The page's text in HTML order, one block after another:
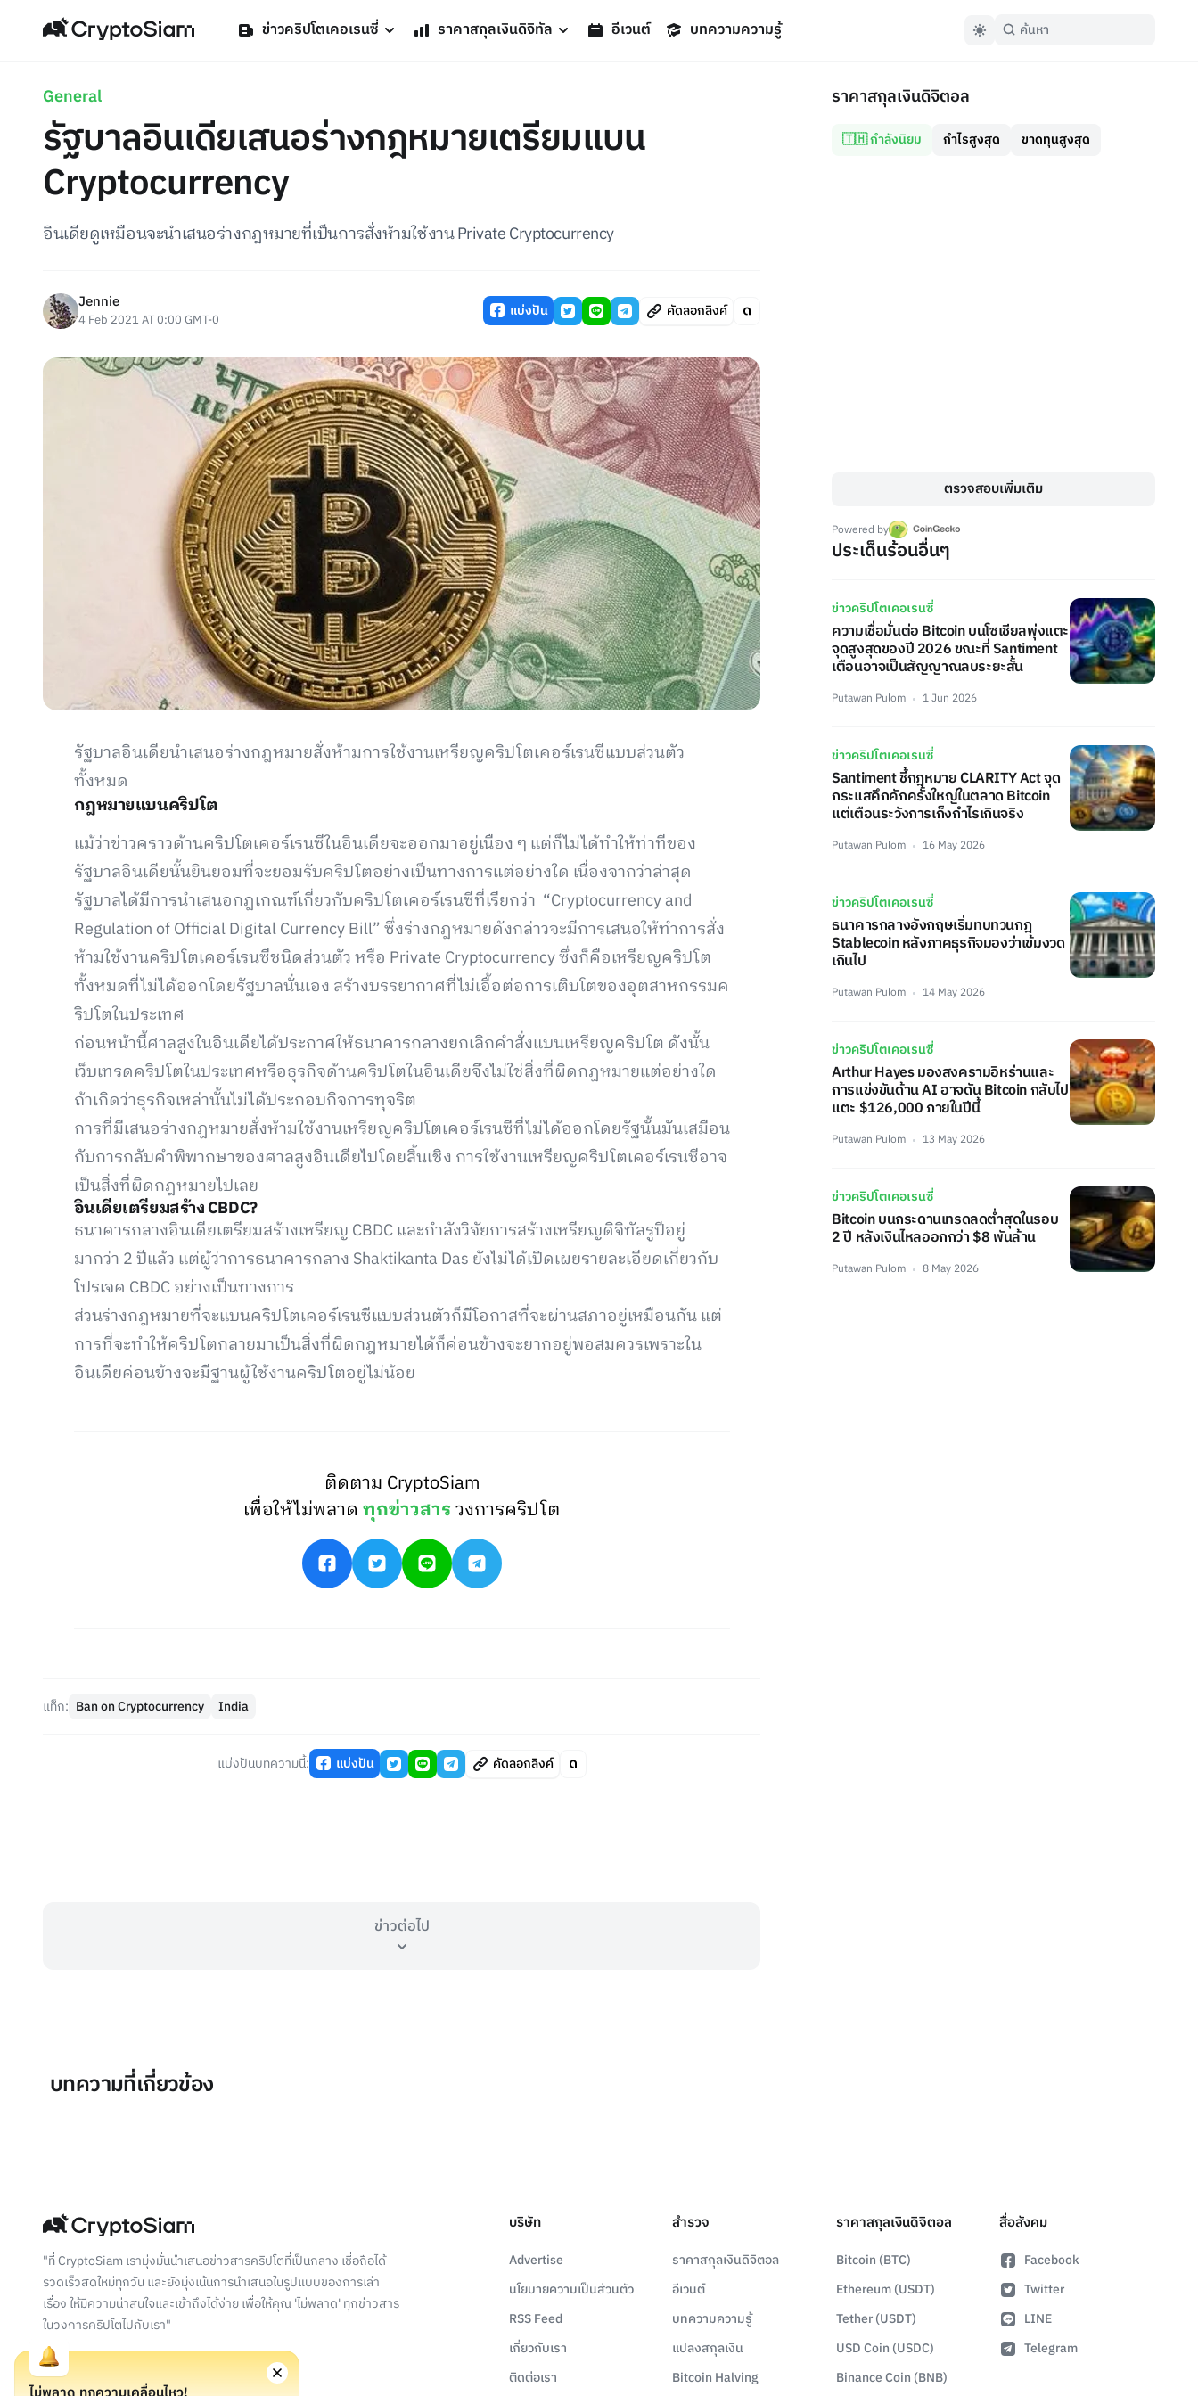
ข่าวคริปโตเคอเรนซี่ ราคาสกุลเงินดิจิทัล อีเวนต์ บทความความรู้
General
รัฐบาลอินเดียเสนอร่างกฎหมายเตรียมแบน
Cryptocurrency
อินเดียดูเหมือนจะนำเสนอร่างกฎหมายที่เป็นการสั่งห้ามใช้งาน Private Cryptocurrency
Jennie
4 Feb 2021 AT 0:00 GMT-0 แบ่งปัน คัดลอกลิงค์
รัฐบาลอินเดียนำเสนอร่างกฎหมายสั่งห้ามการใช้งานเหรียญคริปโตเคอร์เรนซีแบบส่วนตัว
ทั้งหมด
กฎหมายแบนคริปโต
แม้ว่าข่าวคราวด้านคริปโตเคอร์เรนซีในอินเดียจะออกมาอยู่เนือง ๆ แต่ก็ไม่ได้ทำให้ท่าทีของ
รัฐบาลอินเดียนั้นยินยอมที่จะยอมรับคริปโตอย่างเป็นทางการแต่อย่างใด เนื่องจากว่าล่าสุด
รัฐบาลได้มีการนำเสนอกฎเกณฑ์เกี่ยวกับคริปโตเคอร์เรนซีที่เรียกว่า “Cryptocurrency and
Regulation of Official Digital Currency Bill” ซึ่งร่างกฎหมายดังกล่าวจะมีการเสนอให้ทำการสั่ง
ห้ามใช้งานคริปโตเคอร์เรนซีชนิดส่วนตัว หรือ Private Cryptocurrency ซึ่งก็คือเหรียญคริปโต
ทั้งหมดที่ไม่ได้ออกโดยรัฐบาลนั่นเอง สร้างบรรยากาศที่ไม่เอื้อต่อการเติบโตของอุตสาหกรรมค
ริปโตในประเทศ
ก่อนหน้านี้ศาลสูงในอินเดียได้ประกาศให้ธนาคารกลางยกเลิกคำสั่งแบนเหรียญคริปโต ดังนั้น
เว็บเทรดคริปโตในประเทศหรือธุรกิจด้านคริปโตในอินเดียจึงไม่ใช่สิ่งที่ผิดกฎหมายแต่อย่างใด
ถ้าเกิดว่าธุรกิจเหล่านั้นไม่ได้ประกอบกิจการทุจริต
การที่มีเสนอร่างกฎหมายสั่งห้ามใช้งานเหรียญคริปโตเคอร์เรนซีที่ไม่ได้ออกโดยรัฐนั้นมันเสมือน
กับการกลับคำพิพากษาของศาลสูงอินเดียไปโดยสิ้นเชิง การใช้งานเหรียญคริปโตเคอร์เรนซีอาจ
เป็นสิ่งที่ผิดกฎหมายไปเลย
อินเดียเตรียมสร้าง CBDC?
ธนาคารกลางอินเดียเตรียมสร้างเหรียญ CBDC และกำลังวิจัยการสร้างเหรียญดิจิทัลรูปีอยู่
มากว่า 2 ปีแล้ว แต่ผู้ว่าการธนาคารกลาง Shaktikanta Das ยังไม่ได้เปิดเผยรายละเอียดเกี่ยวกับ
โปรเจค CBDC อย่างเป็นทางการ
ส่วนร่างกฎหมายที่จะแบนคริปโตเคอร์เรนซีแบบส่วนตัวก็มีโอกาสที่จะผ่านสภาอยู่เหมือนกัน แต่
การที่จะทำให้คริปโตกลายมาเป็นสิ่งที่ผิดกฎหมายได้ก็ค่อนข้างจะยากอยู่พอสมควรเพราะใน
อินเดียค่อนข้างจะมีฐานผู้ใช้งานคริปโตอยู่ไม่น้อย
ติดตาม CryptoSiam
เพื่อให้ไม่พลาดทุกข่าวสารวงการคริปโต
แท็ก: Ban on Cryptocurrency India
แบ่งปันบทความนี้: แบ่งปัน คัดลอกลิงค์
ข่าวต่อไป
ราคาสกุลเงินดิจิตอล
🇹🇭 กำลังนิยม กำไรสูงสุด ขาดทุนสูงสุด
ตรวจสอบเพิ่มเติม
Powered by
ประเด็นร้อนอื่นๆ
ข่าวคริปโตเคอเรนซี่
ความเชื่อมั่นต่อ Bitcoin บนโซเชียลพุ่งแตะ
จุดสูงสุดของปี 2026 ขณะที่ Santiment
เตือนอาจเป็นสัญญาณลบระยะสั้น
Putawan Pulom 1 Jun 2026
ข่าวคริปโตเคอเรนซี่
Santiment ชี้กฎหมาย CLARITY Act จุด
กระแสคึกคักครั้งใหญ่ในตลาด Bitcoin
แต่เตือนระวังการเก็งกำไรเกินจริง
Putawan Pulom 16 May 2026
ข่าวคริปโตเคอเรนซี่
ธนาคารกลางอังกฤษเริ่มทบทวนกฎ
Stablecoin หลังภาคธุรกิจมองว่าเข้มงวด
เกินไป
Putawan Pulom 14 May 2026
ข่าวคริปโตเคอเรนซี่
Arthur Hayes มองสงครามอิหร่านและ
การแข่งขันด้าน AI อาจดัน Bitcoin กลับไป
แตะ $126,000 ภายในปีนี้
Putawan Pulom 13 May 2026
ข่าวคริปโตเคอเรนซี่
Bitcoin บนกระดานเทรดลดต่ำสุดในรอบ
2 ปี หลังเงินไหลออกกว่า $8 พันล้าน
Putawan Pulom 8 May 2026
บทความที่เกี่ยวข้อง
"ที่ CryptoSiam เรามุ่งมั่นนำเสนอข่าวสารคริปโตที่เป็นกลาง เชื่อถือได้
รวดเร็วสดใหม่ทุกวัน และยังมุ่งเน้นการนำเสนอในรูปแบบของการเล่า
เรื่อง ให้มีความน่าสนใจและเข้าถึงได้ง่าย เพื่อให้คุณ 'ไม่พลาด' ทุกข่าวสาร
ในวงการคริปโตไปกับเรา"
บริษัท
Advertise
นโยบายความเป็นส่วนตัว
RSS Feed
เกี่ยวกับเรา
ติดต่อเรา
สำรวจ
ราคาสกุลเงินดิจิตอล
อีเวนต์
บทความความรู้
แปลงสกุลเงิน
Bitcoin Halving
ราคาสกุลเงินดิจิตอล
Bitcoin (BTC)
Ethereum (USDT)
Tether (USDT)
USD Coin (USDC)
Binance Coin (BNB)
สื่อสังคม
Facebook
Twitter
LINE
Telegram